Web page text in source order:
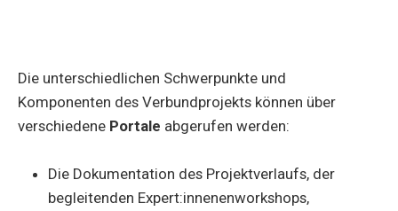
Die unterschiedlichen Schwerpunkte und
Komponenten des Verbundprojekts können über
verschiedene Portale abgerufen werden:
Die Dokumentation des Projektverlaufs, der
begleitenden Expert:innenenworkshops,